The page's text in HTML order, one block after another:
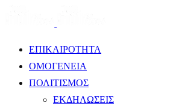
ΕΠΙΚΑΙΡΟΤΗΤΑ
ΟΜΟΓΕΝΕΙΑ
ΠΟΛΙΤΙΣΜΟΣ
ΕΚΔΗΛΩΣΕΙΣ